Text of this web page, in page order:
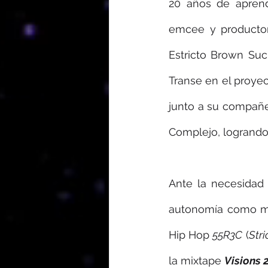
20 años de
emcee y
Estricto Brown
Transe en el
junto a su
Complejo,
Ante la
autonomía como
Hip Hop 55R3C (
la mixtape Visions